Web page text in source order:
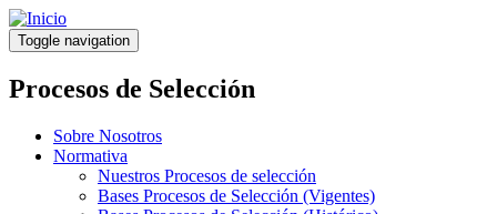
Pasar
al
contenido
principal
Toggle navigation
Procesos de Selección
Sobre Nosotros
Normativa
Nuestros Procesos de selección
Bases Procesos de Selección (Vigentes)